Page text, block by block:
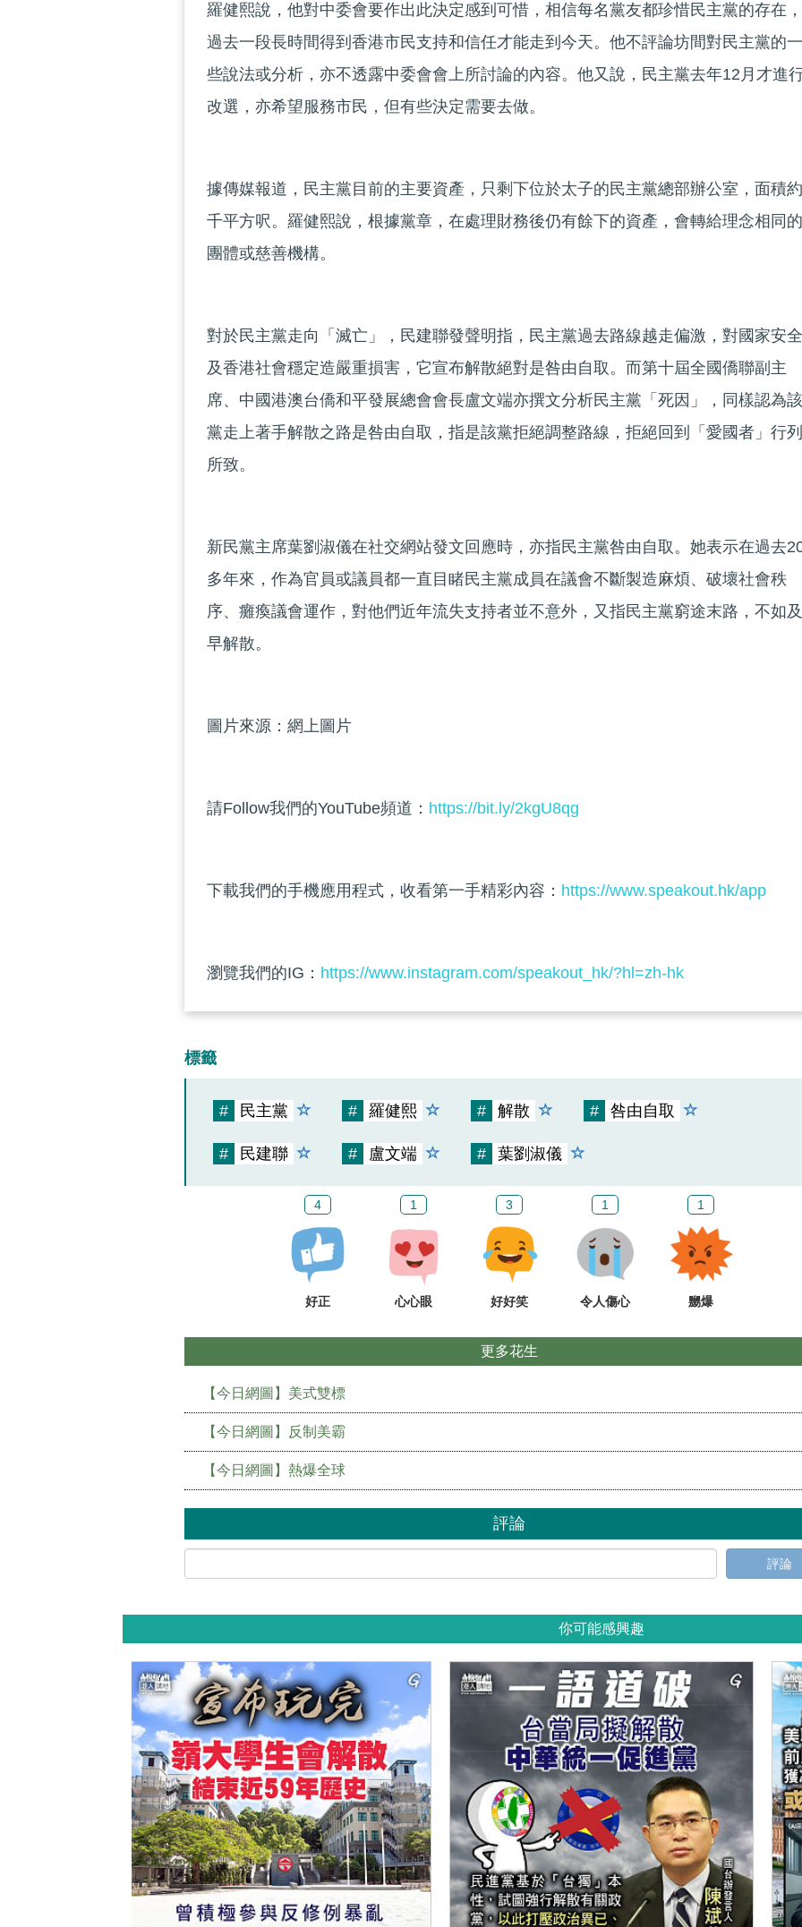
羅健熙說，他對中委會要作出此決定感到可惜，相信每名黨友都珍惜民主黨的存在，
過去一段長時間得到香港市民支持和信任才能走到今天。他不評論坊間對民主黨的一
些說法或分析，亦不透露中委會會上所討論的內容。他又說，民主黨去年12月才進
改選，亦希望服務市民，但有些決定需要去做。
據傳媒報道，民主黨目前的主要資產，只剩下位於太子的民主黨總部辦公室，面積
千平方呎。羅健熙說，根據黨章，在處理財務後仍有餘下的資產，會轉給理念相同的
團體或慈善機構。
對於民主黨走向「滅亡」，民建聯發聲明指，民主黨過去路線越走偏激，對國家安全
及香港社會穩定造嚴重損害，它宣布解散絕對是咎由自取。而第十屆全國僑聯副主
席、中國港澳台僑和平發展總會會長盧文端亦撰文分析民主黨「死因」，同樣認為該
黨走上著手解散之路是咎由自取，指是該黨拒絕調整路線，拒絕回到「愛國者」行列
所致。
新民黨主席葉劉淑儀在社交網站發文回應時，亦指民主黨咎由自取。她表示在過去
多年來，作為官員或議員都一直目睹民主黨成員在議會不斷製造麻煩、破壞社會秩
序、癱瘓議會運作，對他們近年流失支持者並不意外，又指民主黨窮途末路，不如及
早解散。
圖片來源：網上圖片
請Follow我們的YouTube頻道： https://bit.ly/2kgU8qg
下載我們的手機應用程式，收看第一手精彩內容： https://www.speakout.hk/app
瀏覽我們的IG： https://www.instagram.com/speakout_hk/?hl=zh-hk
標籤
# 民主黨 # 羅健熙 # 解散 # 咎由自取
# 民建聯 # 盧文端 # 葉劉淑儀
4
好正
1
心心眼
3
好好笑
1
令人傷心
1
嬲爆
更多花生
【今日網圖】美式雙標
【今日網圖】反制美霸
【今日網圖】熱爆全球
評論
評論
你可能感興趣